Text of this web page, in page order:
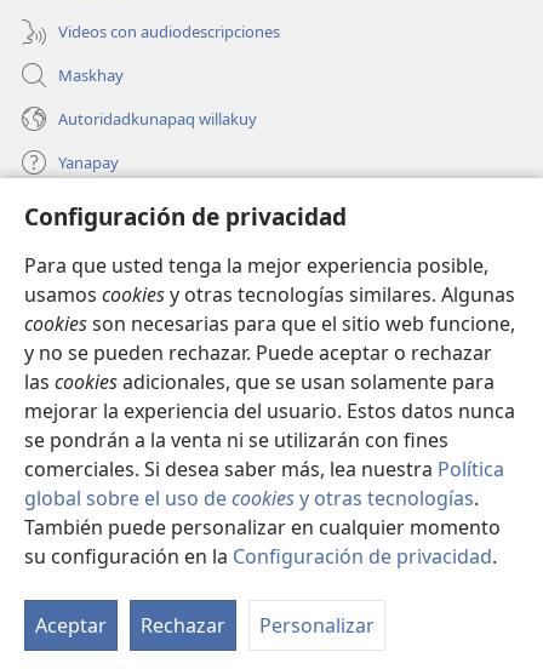
Configuración de privacidad
Para que usted tenga la mejor experiencia posible,
usamos cookiesy otras tecnologías similares. Algunas
cookiesson necesarias para que el sitio web funcione,
y no se pueden rechazar. Puede aceptar o rechazar
las cookiesadicionales, que se usan solamente para
mejorar la experiencia del usuario. Estos datos nunca
se pondrán a la venta ni se utilizarán con fines
comerciales. Si desea saber más, lea nuestra Política
global sobre el uso decookiesy otras tecnologías.
También puede personalizar en cualquier momento
su configuración en la Configuración de privacidad.
Aceptar Rechazar Personalizar
Videos con audiodescripciones
Maskhay
Autoridadkunapaq willakuy
Yanapay
Donacionta churanapaq
una
nueva
ventana)
INTERNETPI QELQANCHISKUNA Watchtower™
(abre
una
nueva
ventana)
JW Hub
(abre
una
nueva
ventana)
JW Library ®
Copyright© 2026 Watch Tower Bible and Tract Society of Pennsylvania.
IMATAN RUWAWAQ IMATAN MANA
|
DATOSKUNATA
WAQAYCHASQAYKUMANTA |CONFIGURACIÓN DE PRIVACIDAD